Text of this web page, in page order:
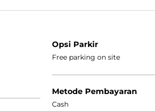
Opsi Parkir
Free parking on site
Metode Pembayaran
Cash